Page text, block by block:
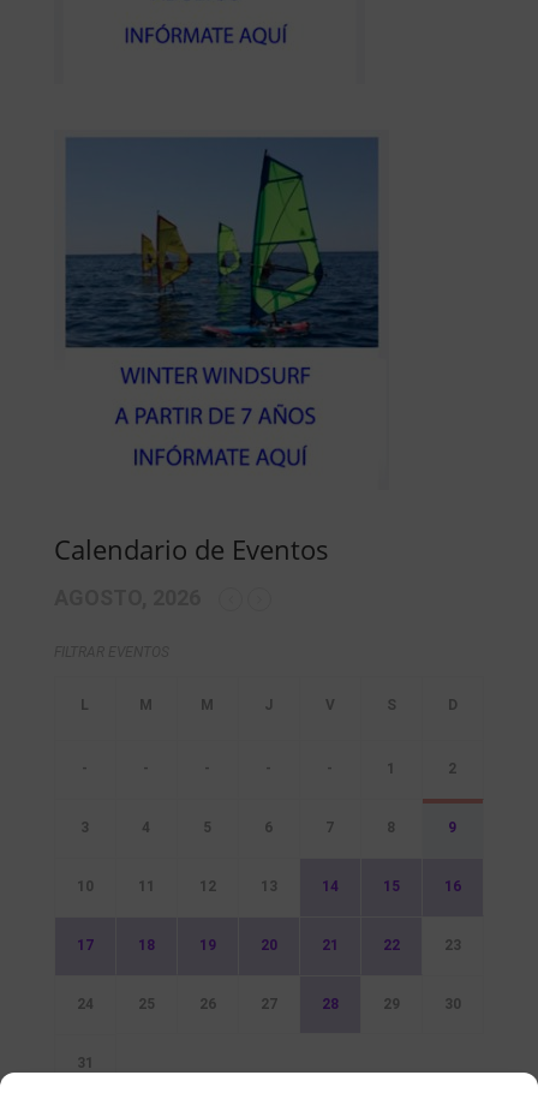
Calendario de Eventos
- - - - - 1 2
3 4 5 6 7 8 9
10 11 12 13 14 15 16
17 18 19 20 21 22 23
24 25 26 27 28 29 30
31